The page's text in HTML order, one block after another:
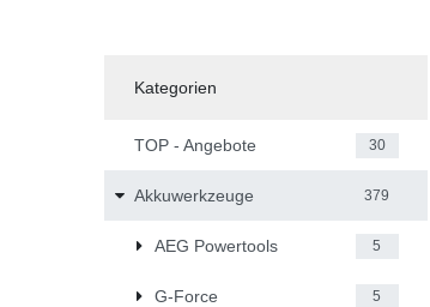
Kategorien
TOP - Angebote 30
Akkuwerkzeuge 379
AEG Powertools 5
G-Force 5